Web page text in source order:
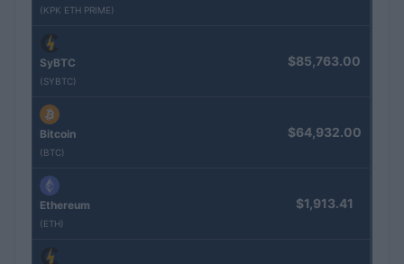
(KPK ETH PRIME)
SyBTC
(SYBTC)
$85,763.00
Bitcoin
(BTC)
$64,932.00
Ethereum
(ETH)
$1,913.41